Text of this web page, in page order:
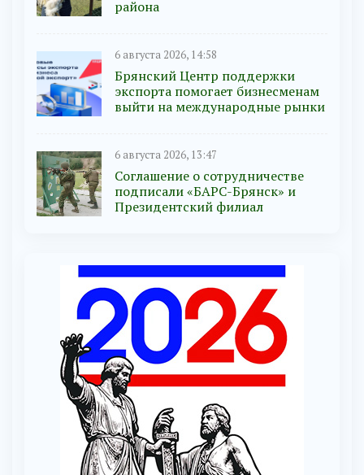
района
6 августа 2026, 14:58
Брянский Центр поддержки
экспорта помогает бизнесменам
выйти на международные рынки
6 августа 2026, 13:47
Соглашение о сотрудничестве
подписали «БАРС-Брянск» и
Президентский филиал